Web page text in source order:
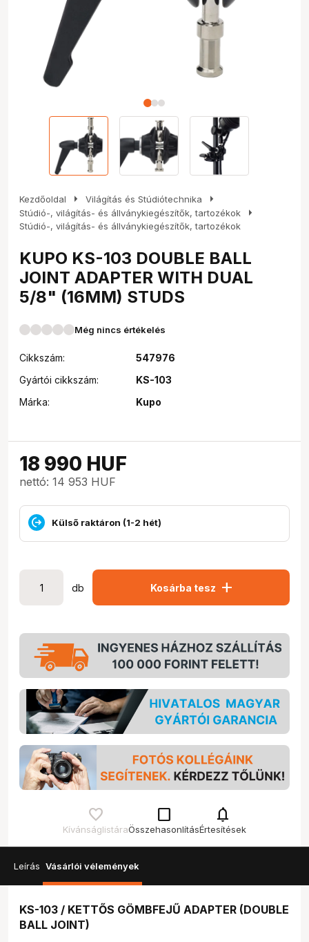
Kezdőoldal arrow_right Világítás és Stúdiótechnika arrow_right
Stúdió-, világítás- és állványkiegészítők, tartozékok arrow_right
Stúdió-, világítás- és állványkiegészítők, tartozékok
KUPO KS-103 DOUBLE BALL
JOINT ADAPTER WITH DUAL
5/8" (16MM) STUDS
Még nincs értékelés
Cikkszám:
547976
Gyártói cikkszám:
KS-103
Márka:
Kupo
18 990 HUF
nettó: 14 953 HUF
Külső raktáron (1-2 hét)
db Kosárba tesz add
Kívánságlistára
check_box_outline_blank
Összehasonlítás
notifications
Értesítések
Leírás Vásárlói vélemények
KS-103 / KETTŐS GÖMBFEJŰ ADAPTER (DOUBLE
BALL JOINT)